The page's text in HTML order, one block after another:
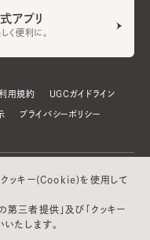
アプリ
く便利に。
用規約 UGCガイドライン
プライバシーポリシー
クッキー(Cookie)を使用して
第三者提供」及び「クッキー
たします。